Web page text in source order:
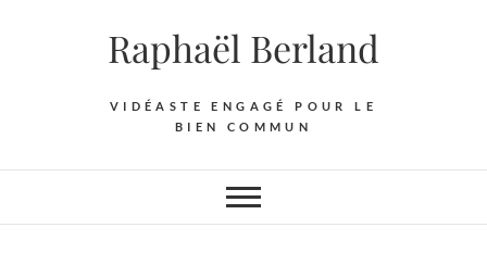
Raphaël Berland
VIDÉASTE ENGAGÉ POUR LE
BIEN COMMUN